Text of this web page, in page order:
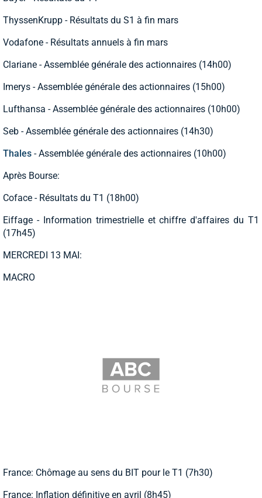
ThyssenKrupp - Résultats du S1 à fin mars
Vodafone - Résultats annuels à fin mars
Clariane - Assemblée générale des actionnaires (14h00)
Imerys - Assemblée générale des actionnaires (15h00)
Lufthansa - Assemblée générale des actionnaires (10h00)
Seb - Assemblée générale des actionnaires (14h30)
Thales - Assemblée générale des actionnaires (10h00)
Après Bourse:
Coface - Résultats du T1 (18h00)
Eiffage - Information trimestrielle et chiffre d'affaires du T1
(17h45)
MERCREDI 13 MAI:
MACRO
France: Chômage au sens du BIT pour le T1 (7h30)
France: Inflation définitive en avril (8h45)